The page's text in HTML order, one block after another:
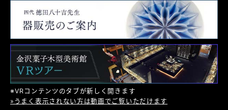
※VRコンテンツのタブが新しく開きます
»うまく表示されない方は動画でご覧いただけます